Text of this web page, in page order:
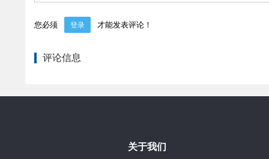
您必须 登录 才能发表评论！
评论信息
关于我们